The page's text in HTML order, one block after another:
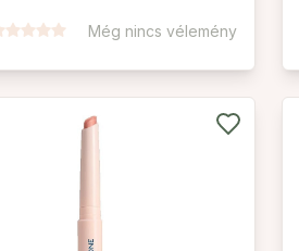
Még nincs vélemény